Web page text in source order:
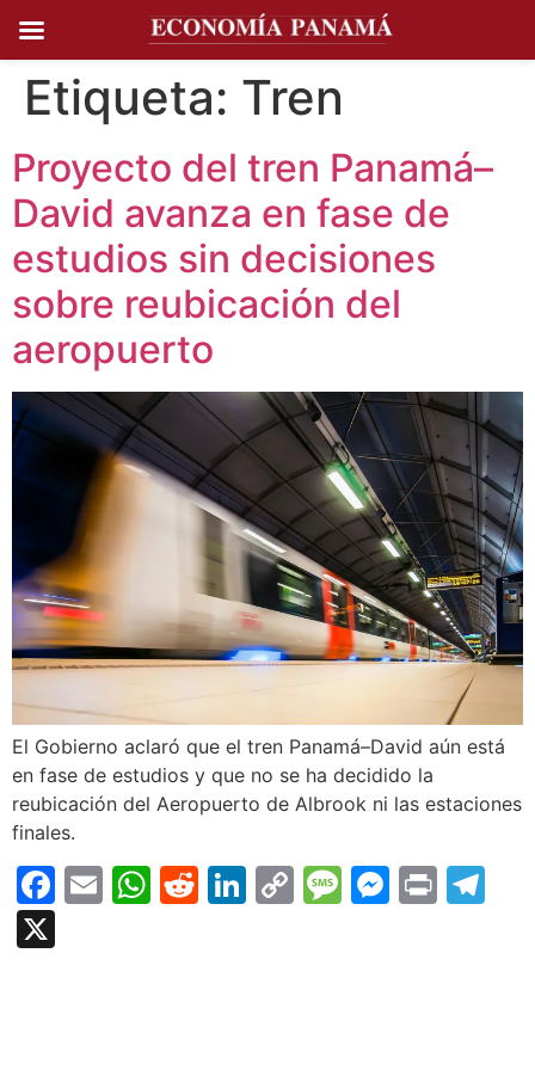
Ir al
contenido
Etiqueta: Tren
Proyecto del tren Panamá–
David avanza en fase de
estudios sin decisiones
sobre reubicación del
aeropuerto
El Gobierno aclaró que el tren Panamá–David aún está
en fase de estudios y que no se ha decidido la
reubicación del Aeropuerto de Albrook ni las estaciones
finales.
Facebook
EmailWhatsApp
Reddit
LinkedIn
CopyMessage
Print